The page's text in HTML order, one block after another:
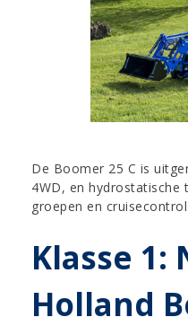
De Boomer 25 C is
4WD, en hydrostatische
groepen en cruisecontrol.
Klasse 1:
Holland